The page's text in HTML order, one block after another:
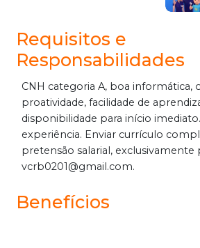
Requisitos e
Responsabilidades
CNH categoria A, boa informática,
proatividade, facilidade de
disponibilidade para início
experiência. Enviar currículo
pretensão salarial, exclusivamente
vcrb0201@gmail.com.
Benefícios